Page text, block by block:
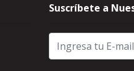
Suscríbete a